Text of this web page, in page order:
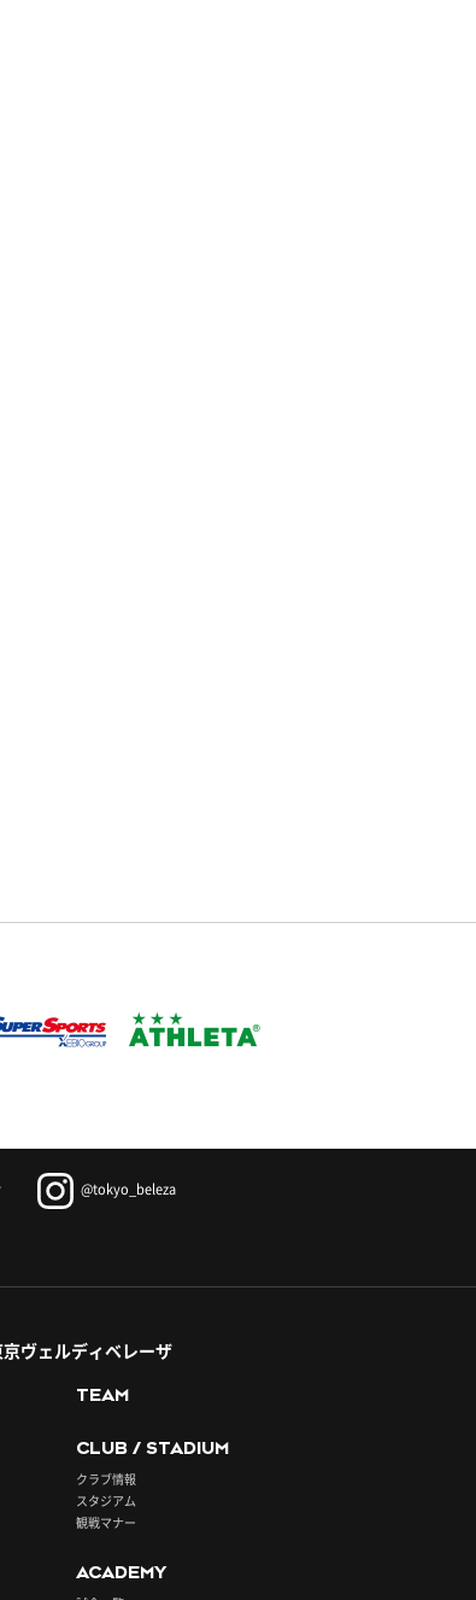
@tokyo_beleza
ヴェルディベレーザ
TEAM
CLUB / STADIUM
クラブ情報
スタジアム
観戦マナー
ACADEMY